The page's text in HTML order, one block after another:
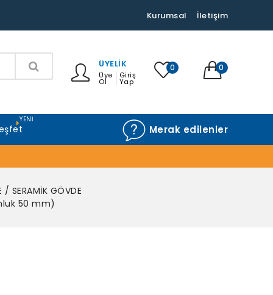
Kurumsal İletişim
ÜYELIK
Üye
Ol
Giriş
Yap
0 0
YENI
Merak edilenler
/ SERAMİK GÖVDE
50 mm)